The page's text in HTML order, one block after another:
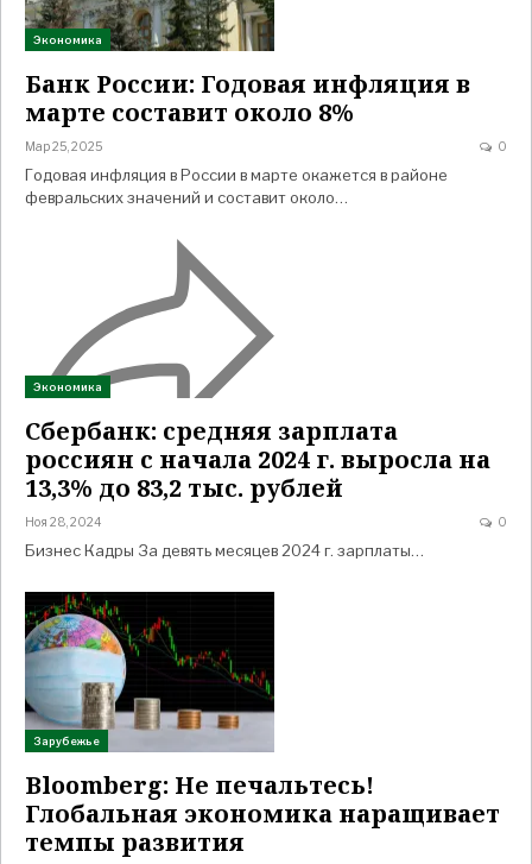
Экономика
Банк России: Годовая инфляция в
марте составит около 8%
Мар 25, 2025 0
Годовая инфляция в России в марте окажется в районе
февральских значений и составит около…
Экономика
Сбербанк: средняя зарплата
россиян с начала 2024 г. выросла на
13,3% до 83,2 тыс. рублей
Ноя 28, 2024 0
Бизнес Кадры За девять месяцев 2024 г. зарплаты…
Зарубежье
Bloomberg: Не печальтесь!
Глобальная экономика наращивает
темпы развития